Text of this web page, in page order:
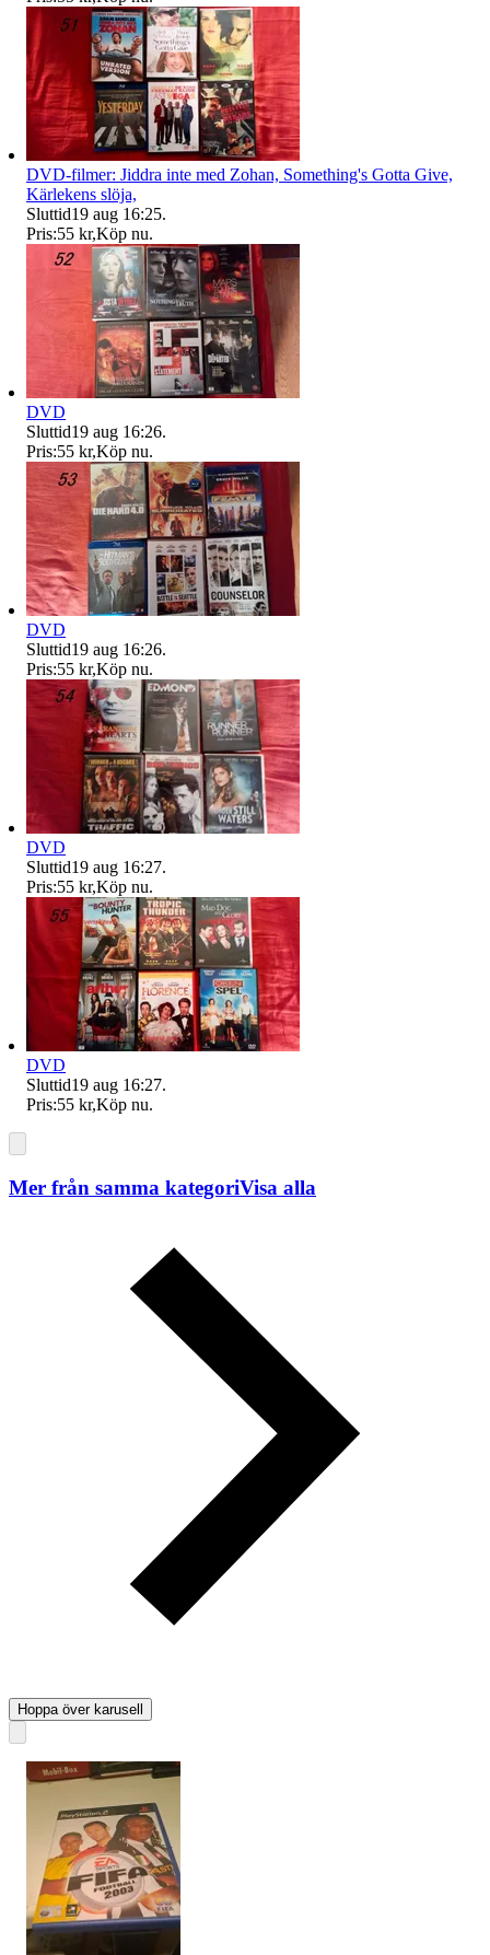
DVD-filmer: Jiddra inte med Zohan, Something's Gotta Give,
Kärlekens slöja,
Sluttid19 aug 16:25.
Pris:55 kr,Köp nu.
DVD
Sluttid19 aug 16:26.
Pris:55 kr,Köp nu.
DVD
Sluttid19 aug 16:26.
Pris:55 kr,Köp nu.
DVD
Sluttid19 aug 16:27.
Pris:55 kr,Köp nu.
DVD
Sluttid19 aug 16:27.
Pris:55 kr,Köp nu.
Mer från samma kategoriVisa alla
Hoppa över karusell